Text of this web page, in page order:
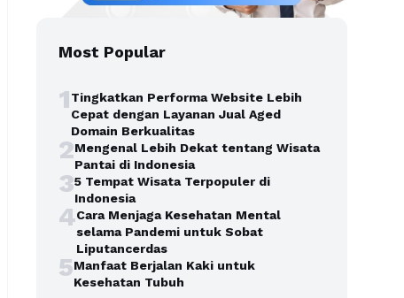
Most Popular
1Tingkatkan Performa Website Lebih
Cepat dengan Layanan Jual Aged
Domain Berkualitas
2Mengenal Lebih Dekat tentang Wisata
Pantai di Indonesia
35 Tempat Wisata Terpopuler di
Indonesia
4Cara Menjaga Kesehatan Mental
selama Pandemi untuk Sobat
Liputancerdas
5Manfaat Berjalan Kaki untuk
Kesehatan Tubuh